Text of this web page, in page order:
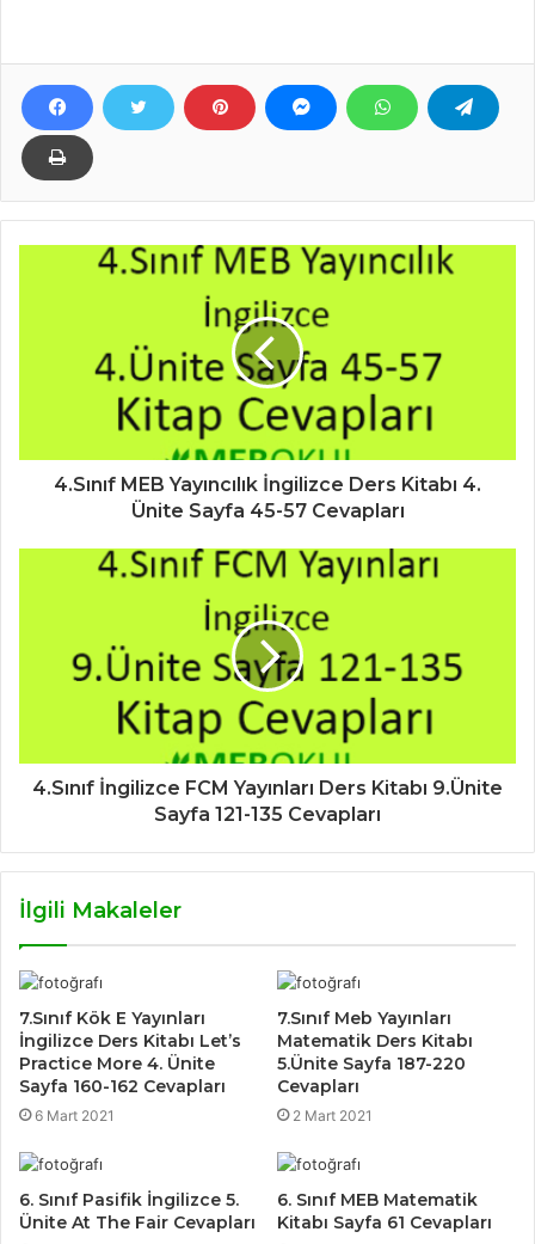
4.Sınıf MEB Yayıncılık İngilizce Ders Kitabı 4.
Ünite Sayfa 45-57 Cevapları
4.Sınıf İngilizce FCM Yayınları Ders Kitabı 9.Ünite
Sayfa 121-135 Cevapları
İlgili Makaleler
7.Sınıf Kök E Yayınları
İngilizce Ders Kitabı Let’s
Practice More 4. Ünite
Sayfa 160-162 Cevapları
6 Mart 2021
7.Sınıf Meb Yayınları
Matematik Ders Kitabı
5.Ünite Sayfa 187-220
Cevapları
2 Mart 2021
6. Sınıf Pasifik İngilizce 5.
Ünite At The Fair Cevapları
6. Sınıf MEB Matematik
Kitabı Sayfa 61 Cevapları